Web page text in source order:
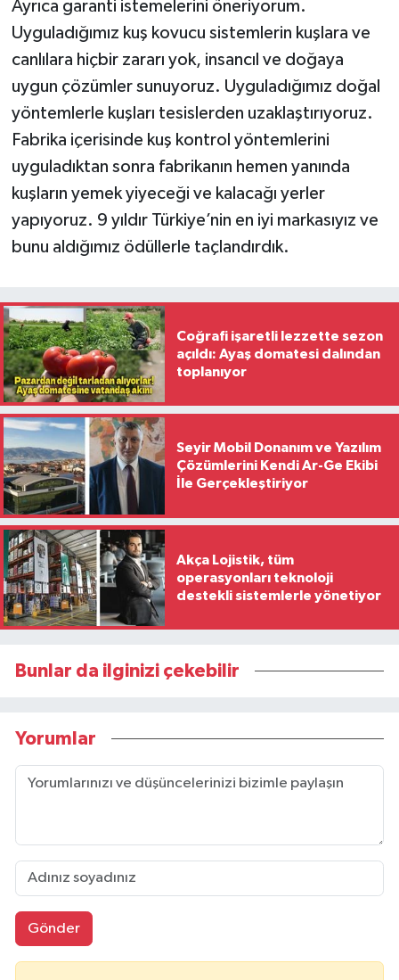
Ayrıca garanti istemelerini öneriyorum.
Uyguladığımız kuş kovucu sistemlerin kuşlara ve
canlılara hiçbir zararı yok, insancıl ve doğaya
uygun çözümler sunuyoruz. Uyguladığımız doğal
yöntemlerle kuşları tesislerden uzaklaştırıyoruz.
Fabrika içerisinde kuş kontrol yöntemlerini
uyguladıktan sonra fabrikanın hemen yanında
kuşların yemek yiyeceği ve kalacağı yerler
yapıyoruz. 9 yıldır Türkiye’nin en iyi markasıyız ve
bunu aldığımız ödüllerle taçlandırdık.
Coğrafi işaretli lezzette sezon
açıldı: Ayaş domatesi dalından
toplanıyor
Seyir Mobil Donanım ve Yazılım
Çözümlerini Kendi Ar-Ge Ekibi
İle Gerçekleştiriyor
Akça Lojistik, tüm
operasyonları teknoloji
destekli sistemlerle yönetiyor
Bunlar da ilginizi çekebilir
Yorumlar
Gönder